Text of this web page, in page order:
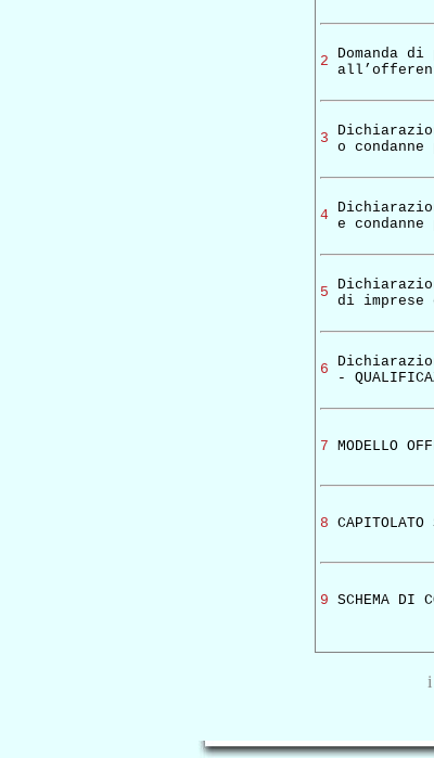
2
Domanda
3
o condanne
4
e condanne
5
di imprese
6
-
7 MODELLO
8
9 SCHEMA DI